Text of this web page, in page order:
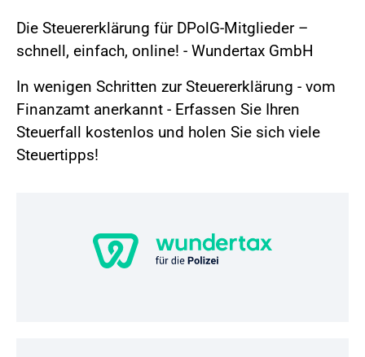
Die Steuererklärung für DPolG-Mitglieder –
schnell, einfach, online! - Wundertax GmbH
In wenigen Schritten zur Steuererklärung - vom
Finanzamt anerkannt - Erfassen Sie Ihren
Steuerfall kostenlos und holen Sie sich viele
Steuertipps!